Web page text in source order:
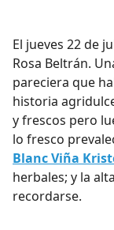
El jueves 22 de
Rosa Beltrán.
pareciera que
historia
y frescos pero
lo fresco
Blanc Viña
herbales; y la
recordarse.